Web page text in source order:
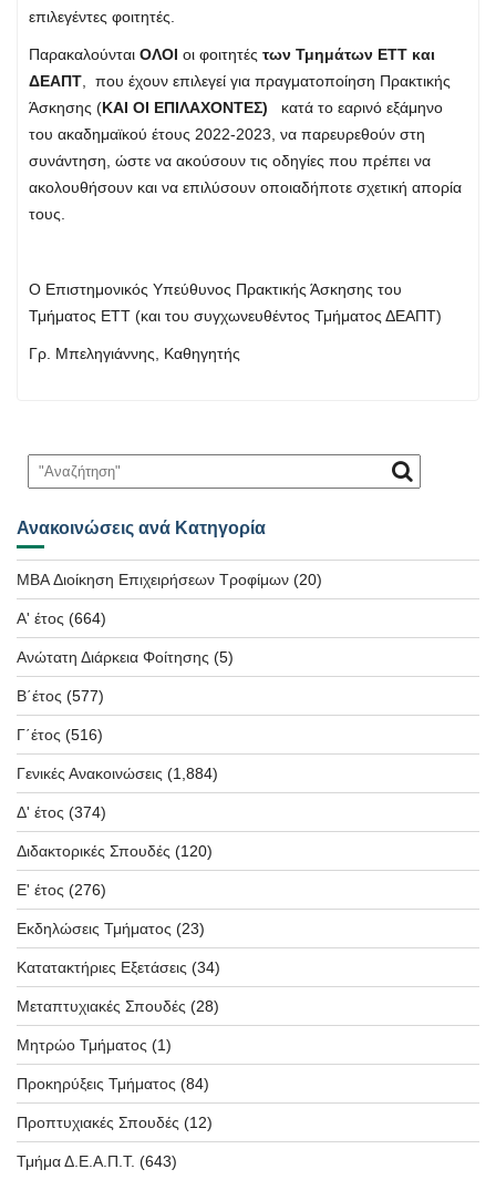
επιλεγέντες φοιτητές.
Παρακαλούνται ΟΛΟΙ οι φοιτητές των Τμημάτων ΕΤΤ και
ΔΕΑΠΤ , που έχουν επιλεγεί για πραγματοποίηση Πρακτικής
Άσκησης (ΚΑΙ ΟΙ ΕΠΙΛΑΧΟΝΤΕΣ)
κατά το εαρινό εξάμηνο
του ακαδημαϊκού έτους 2022-2023, να παρευρεθούν στη
συνάντηση, ώστε να ακούσουν τις οδηγίες που πρέπει να
ακολουθήσουν και να επιλύσουν οποιαδήποτε σχετική απορία
τους.
Ο Επιστημονικός Υπεύθυνος Πρακτικής Άσκησης του
Τμήματος ΕΤΤ (και του συγχωνευθέντος Τμήματος ΔΕΑΠΤ)
Γρ. Μπεληγιάννης, Καθηγητής
Ανακοινώσεις ανά Κατηγορία
MBA Διοίκηση Επιχειρήσεων Τροφίμων (20)
Α' έτος (664)
Ανώτατη Διάρκεια Φοίτησης (5)
Β΄έτος (577)
Γ΄έτος (516)
Γενικές Ανακοινώσεις (1,884)
Δ' έτος (374)
Διδακτορικές Σπουδές (120)
Ε' έτος (276)
Εκδηλώσεις Τμήματος (23)
Κατατακτήριες Εξετάσεις (34)
Μεταπτυχιακές Σπουδές (28)
Μητρώο Τμήματος (1)
Προκηρύξεις Τμήματος (84)
Προπτυχιακές Σπουδές (12)
Τμήμα Δ.Ε.Α.Π.Τ. (643)